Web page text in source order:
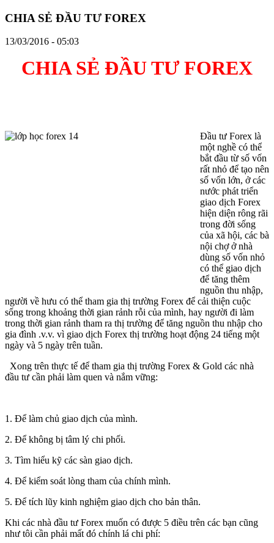
CHIA SẺ ĐẦU TƯ FOREX
13/03/2016 - 05:03
CHIA SẺ ĐẦU TƯ FOREX
Đầu tư Forex là
một nghề có thể
bắt đầu từ số vốn
rất nhỏ để tạo nên
số vốn lớn, ở các
nước phát triển
giao dịch Forex
hiện diện rông rãi
trong đời sống
của xã hội, các bà
nội chợ ở nhà
dùng số vốn nhỏ
có thể giao dịch
để tăng thêm
nguồn thu nhập,
người về hưu có thể tham gia thị trường Forex để cải thiện cuộc
sống trong khoảng thời gian rảnh rỗi của mình, hay người đi làm
trong thời gian rảnh tham ra thị trường để tăng nguồn thu nhập cho
gia đình .v.v. vì giao dịch Forex thị trường hoạt động 24 tiếng một
ngày và 5 ngày trên tuần.
Xong trên thực tế để tham gia thị trường Forex & Gold các nhà
đầu tư cần phải làm quen và nắm vững:
1. Để làm chủ giao dịch của mình.
2. Để không bị tâm lý chi phối.
3. Tìm hiểu kỹ các sàn giao dịch.
4. Để kiểm soát lòng tham của chính mình.
5. Để tích lũy kinh nghiệm giao dịch cho bản thân.
Khi các nhà đầu tư Forex muốn có được 5 điều trên các bạn cũng
như tôi cần phải mất đó chính lá chi phí: